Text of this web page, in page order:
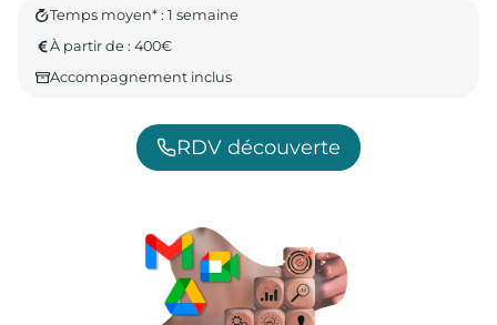
Temps moyen* : 1 semaine
À partir de : 400€
Accompagnement inclus
RDV découverte